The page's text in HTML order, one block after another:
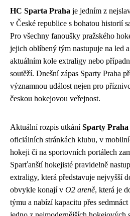
HC Sparta Praha je jedním z
v České republice s bohatou historií
Pro všechny fanoušky pražského
jejich oblíbený tým nastupuje na led
aktuálním kole extraligy nebo
soutěží. Dnešní zápas Sparty Praha
významnou událost nejen pro
českou hokejovou veřejnost.
Aktuální rozpis utkáníSparty Praha
oficiálních stránkách klubu, v
hokeji či na sportovních portálech
Sparťanští hokejisté pravidelně
extraligy, která představuje nejvyšší
obvykle konají v O2 areně, která je
týmu a nabízí kapacitu přes